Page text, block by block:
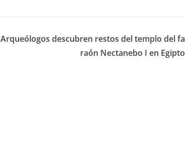
Arqueólogos descubren restos del templo del fa
raón Nectanebo I en Egipto